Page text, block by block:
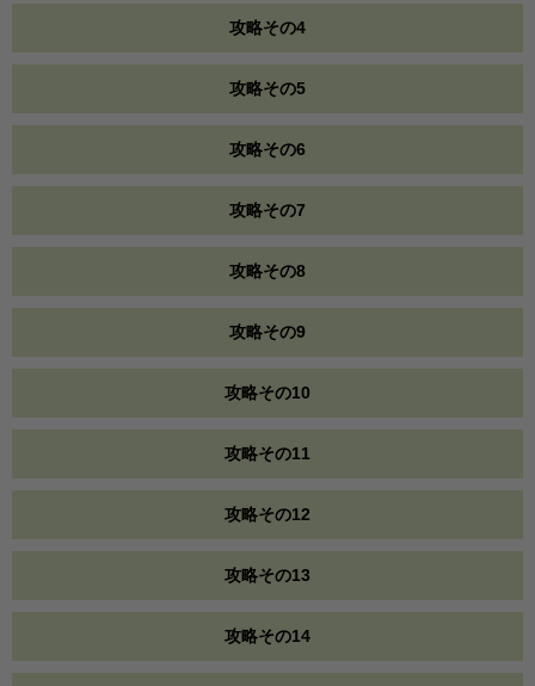
攻略その4
攻略その5
攻略その6
攻略その7
攻略その8
攻略その9
攻略その10
攻略その11
攻略その12
攻略その13
攻略その14